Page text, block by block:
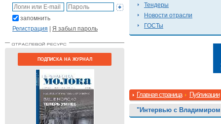
запомнить
Регистрация | Я забыл пароль
ПОДПИСКА НА ЖУРНАЛ
Тендеры
Новости отрасли
ГОСТы
Главная страница Публикации
"Интервью с